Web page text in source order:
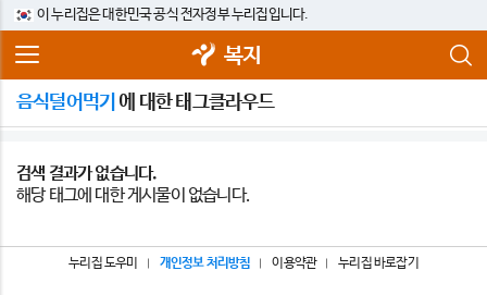
이 누리집은 대한민국 공식 전자정부 누리집입니다.
복지
음식덜어먹기 에 대한 태그클라우드
검색 결과가 없습니다.
해당 태그에 대한 게시물이 없습니다.
누리집 도우미 개인정보 처리방침 이용약관 누리집 바로잡기